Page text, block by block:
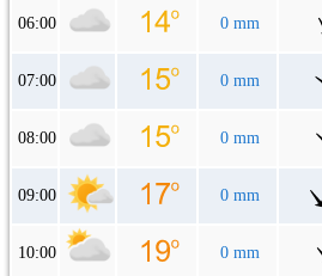
06:00 0 mm
07:00 0 mm
08:00 0 mm
09:00 0 mm
10:00 0 mm